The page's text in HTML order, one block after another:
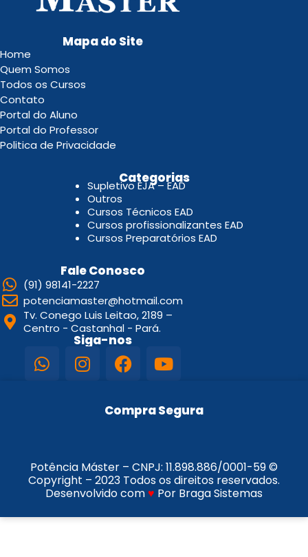
Mapa do Site
Home
Quem Somos
Todos os Cursos
Contato
Portal do Aluno
Portal do Professor
Politica de Privacidade
Categorias
Supletivo EJA – EAD
Outros
Cursos Técnicos EAD
Cursos profissionalizantes EAD
Cursos Preparatórios EAD
Fale Conosco
(91) 98141-2227
potenciamaster@hotmail.com
Tv. Conego Luis Leitao, 2189 –
Centro - Castanhal - Pará.
Siga-nos
Compra Segura
Potência Máster – CNPJ: 11.898.886/0001-59©
Copyright – 2023 Todos os direitos reservados.
Desenvolvido com♥ Por Braga Sistemas